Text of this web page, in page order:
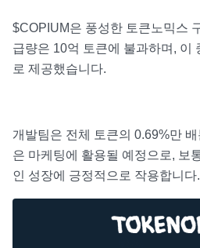
$COPIUM은 풍성한 토큰노믹스
급량은 10억 토큰에 불과하며, 이
로 제공했습니다.
개발팀은 전체 토큰의 0.69%만
은 마케팅에 활용될 예정으로, 보
인 성장에 긍정적으로 작용합니다.